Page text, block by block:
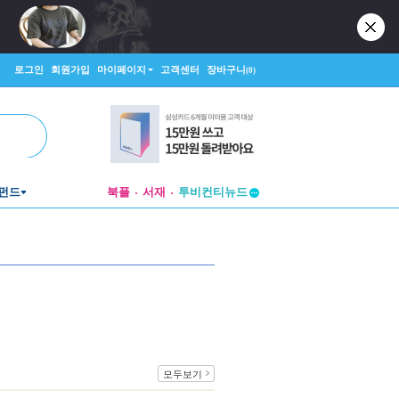
로그인 회원가입 마이페이지 고객센터 장바구니(0)
드 북플 서재
투비컨티뉴드
모두보기